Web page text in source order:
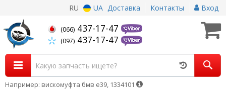
RU UA Доставка Контакты Вход
(066) 437-17-47
(097) 437-17-47
Например: вискомуфта бмв е39, 1334101